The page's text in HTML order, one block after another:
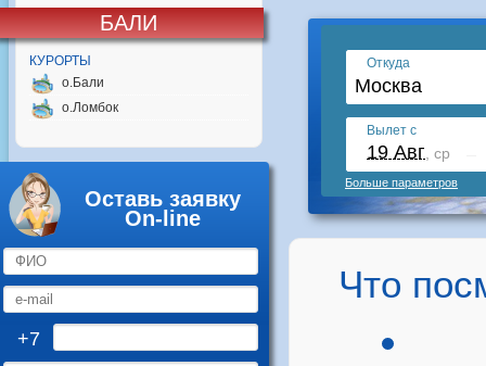
БАЛИ
КУРОРТЫ
о.Бали
о.Ломбок
Оставь заявку
On-line
+7
Что